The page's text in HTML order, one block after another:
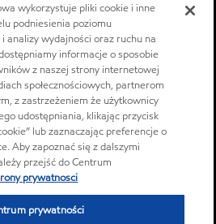
wykorzystuje pliki cookie i inne
podniesienia poziomu
analizy wydajności oraz ruchu na
informacje o sposobie
z naszej strony internetowej
społecznościowych, partnerom
z zastrzeżeniem że użytkownicy
udostępniania, klikając przycisk
lub zaznaczając preferencje o
Aby zapoznać się z dalszymi
przejść do Centrum
prywatnosci
prywatności